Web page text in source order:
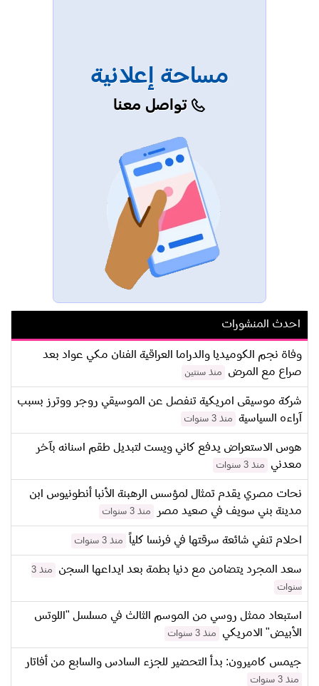
مساحة إعلانية
تواصل معنا
احدث المنشورات
وفاة نجم الكوميديا والدراما العراقية الفنان مكي عواد بعد
صراع مع المرض
منذ سنتين
شركة موسيقى امريكية تنفصل عن الموسيقي روجر ووترز بسبب
آراءه السياسية
منذ 3 سنوات
هوس الاستعراض يدفع كاني ويست لتبديل طقم اسنانه بآخر
معدني
منذ 3 سنوات
نحات مصري يقدم تمثال لمؤسس الرهبنة الأنبا أنطونيوس ابن
مدينة بني سويف في صعيد مصر
منذ 3 سنوات
احلام تنفي شائعة سرقتها في فرنسا كلياً منذ 3 سنوات
سعد المجرد يتضامن مع دنيا بطمة بعد ايداعها السجن
منذ 3
سنوات
استبعاد ممثل روسي من الموسم الثالث في مسلسل "اللوتس
الأبيض" الامريكي
منذ 3 سنوات
جيمس كاميرون: بدأ التحضير للجزء السادس والسابع من أفاتار
منذ 3 سنوات